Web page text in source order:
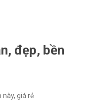
đẹp, bền
này, giá rẻ